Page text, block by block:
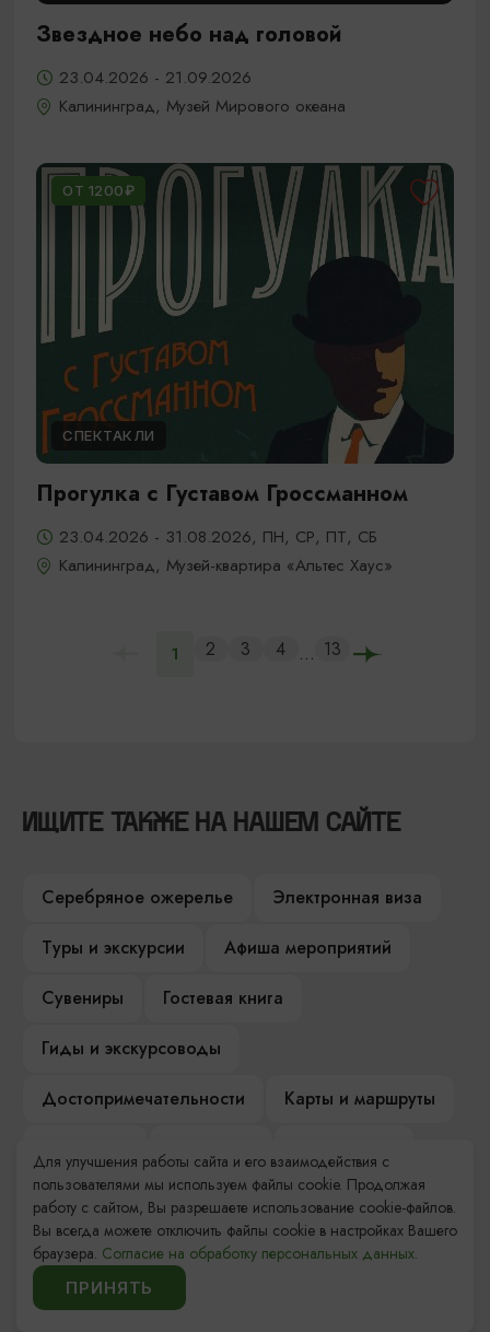
Звездное небо над головой
23.04.2026 - 21.09.2026
Калининград, Музей Мирового океана
ОТ 1200₽
СПЕКТАКЛИ
Прогулка с Густавом Гроссманном
23.04.2026 - 31.08.2026, ПН, СР, ПТ, СБ
Калининград, Музей-квартира «Альтес Хаус»
1 2 3 4 ... 13
ИЩИТЕ ТАКЖЕ НА НАШЕМ САЙТЕ
Серебряное ожерелье
Электронная виза
Туры и экскурсии
Афиша мероприятий
Сувениры
Гостевая книга
Гиды и экскурсоводы
Достопримечательности
Карты и маршруты
Компас Балтийской кухни
Настоящий Калининградец
Музеи
Для улучшения работы сайта и его взаимодействия с
пользователями мы используем файлы cookie. Продолжая
работу с сайтом, Вы разрешаете использование cookie-файлов.
Вы всегда можете отключить файлы cookie в настройках Вашего
браузера. Согласие на обработку персональных данных.
ПРИНЯТЬ